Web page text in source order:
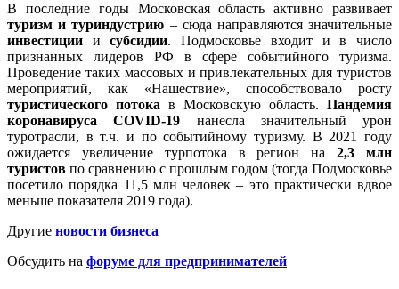
В последние годы Московская область активно развивает
туризм и туриндустрию – сюда направляются значительные
инвестиции исубсидии. Подмосковье входит и в число
признанных лидеров РФ в сфере событийного туризма.
Проведение таких массовых и привлекательных для туристов
мероприятий, как «Нашествие», способствовало росту
туристического потока в Московскую область. Пандемия
коронавируса COVID-19 нанесла значительный урон
туротрасли, в т.ч. и по событийному туризму. В 2021 году
ожидается увеличение турпотока в регион на2,3 млн
туристов по сравнению с прошлым годом (тогда Подмосковье
посетило порядка 11,5 млн человек – это практически вдвое
меньше показателя 2019 года).
Другие новости бизнеса
Обсудить на форуме для предпринимателей